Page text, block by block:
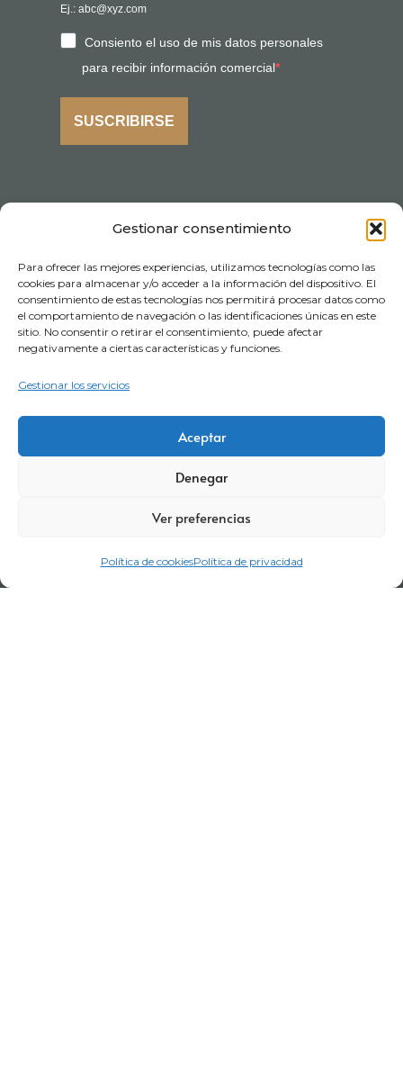
Gestionar consentimiento
Para ofrecer las mejores experiencias, utilizamos tecnologías como las
cookies para almacenar y/o acceder a la información del dispositivo. El
consentimiento de estas tecnologías nos permitirá procesar datos como
el comportamiento de navegación o las identificaciones únicas en este
sitio. No consentir o retirar el consentimiento, puede afectar
negativamente a ciertas características y funciones.
Gestionar los servicios
Aceptar
Denegar
Ver preferencias
Política de cookiesPolítica de privacidad
Ej.: abc@xyz.com
Consiento el uso de mis datos personales
para recibir información comercial
SUSCRIBIRSE
Aviso legal Política de privacidad Certificaciones
Política corporativa Política de cookies Condiciones de compra